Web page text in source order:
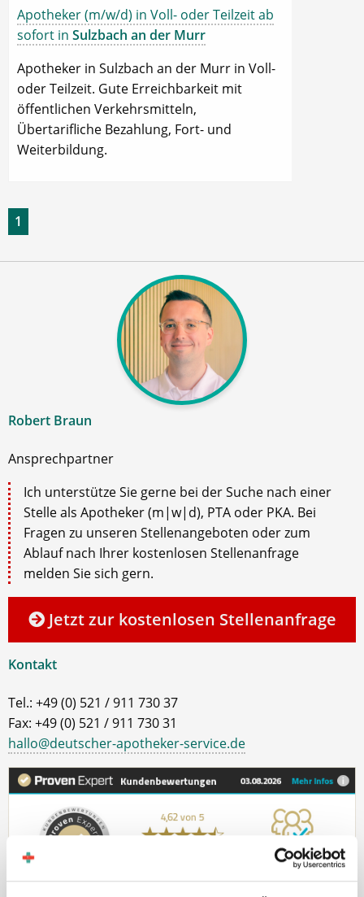
Apotheker (m/w/d) in Voll- oder Teilzeit ab
sofort in Sulzbach an der Murr
Apotheker in Sulzbach an der Murr in Voll-
oder Teilzeit. Gute Erreichbarkeit mit
öffentlichen Verkehrsmitteln,
Übertarifliche Bezahlung, Fort- und
Weiterbildung.
1
Robert Braun
Ansprechpartner
Ich unterstütze Sie gerne bei der Suche nach einer
Stelle als Apotheker (m|w|d), PTA oder PKA. Bei
Fragen zu unseren Stellenangeboten oder zum
Ablauf nach Ihrer kostenlosen Stellenanfrage
melden Sie sich gern.
Jetzt zur kostenlosen Stellenanfrage
Kontakt
Tel.: +49 (0) 521 / 911 730 37
Fax: +49 (0) 521 / 911 730 31
hallo@deutscher-apotheker-service.de